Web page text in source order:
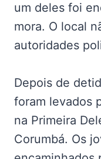
um deles foi
mora. O local
autoridades
Depois de
foram levados
na Primeira
Corumbá. Os